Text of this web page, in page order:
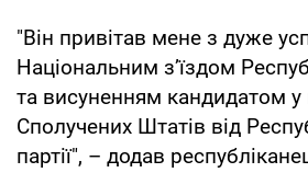
"Він привітав мене з дуже
Національним з’їздом
та висуненням кандидатом у
Сполучених Штатів від
партії", – додав